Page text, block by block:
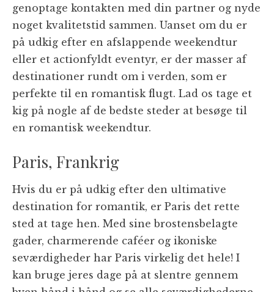
genoptage kontakten med din partner og nyde
noget kvalitetstid sammen. Uanset om du er
på udkig efter en afslappende weekendtur
eller et actionfyldt eventyr, er der masser af
destinationer rundt om i verden, som er
perfekte til en romantisk flugt. Lad os tage et
kig på nogle af de bedste steder at besøge til
en romantisk weekendtur.
Paris, Frankrig
Hvis du er på udkig efter den ultimative
destination for romantik, er Paris det rette
sted at tage hen. Med sine brostensbelagte
gader, charmerende caféer og ikoniske
seværdigheder har Paris virkelig det hele! I
kan bruge jeres dage på at slentre gennem